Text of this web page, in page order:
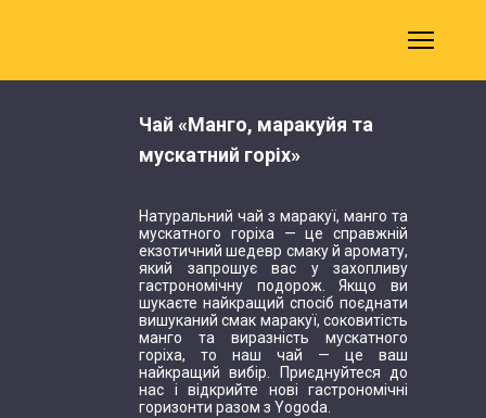
Чай «Манго, маракуйя та
мускатний горіх»
Натуральний чай з маракуї, манго та
мускатного горіха — це справжній
екзотичний шедевр смаку й аромату,
який запрошує вас у захопливу
гастрономічну подорож. Якщо ви
шукаєте найкращий спосіб поєднати
вишуканий смак маракуї, соковитість
манго та виразність мускатного
горіха, то наш чай — це ваш
найкращий вибір. Приєднуйтеся до
нас і відкрийте нові гастрономічні
горизонти разом з Yogoda.